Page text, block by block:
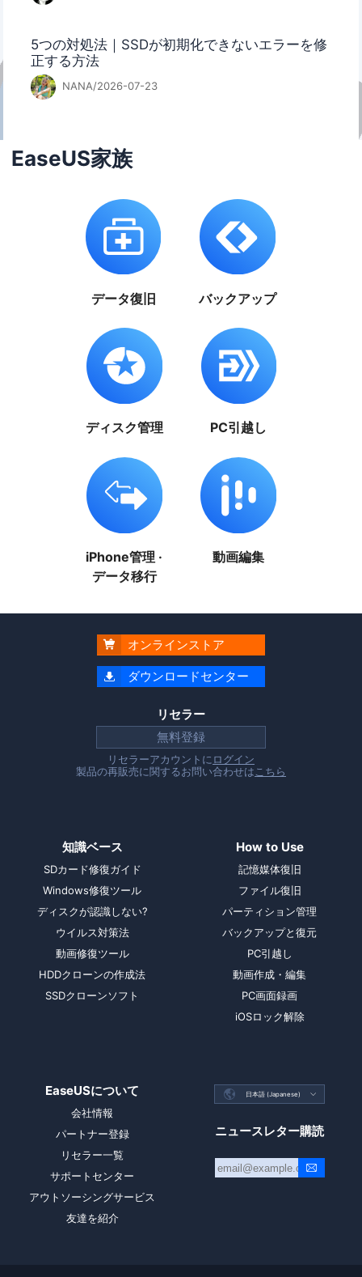
5つの対処法｜SSDが初期化できないエラーを修
正する方法
NANA/2026-07-23
EaseUS家族
データ復旧 バックアップ
ディスク管理 PC引越し
iPhone管理 ·
データ移行
動画編集
 オンラインストア
 ダウンロードセンター
リセラー
無料登録
リセラーアカウントにログイン
製品の再販売に関するお問い合わせはこちら
知識ベース
SDカード修復ガイド
Windows修復ツール
ディスクが認識しない?
ウイルス対策法
動画修復ツール
HDDクローンの作成法
SSDクローンソフト
How to Use
記憶媒体復旧
ファイル復旧
パーティション管理
バックアップと復元
PC引越し
動画作成・編集
PC画面録画
iOSロック解除
EaseUSについて
会社情報
パートナー登録
リセラー一覧
サポートセンター
アウトソーシングサービス
友達を紹介
 日本語 (Japanese) 
ニュースレター購読